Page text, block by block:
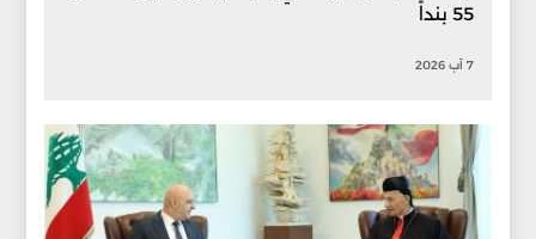
55 بنداً
7 آب 2026